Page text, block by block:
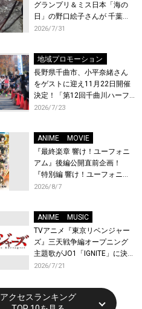
グランプリ＆ミス日本「海の
日」の野口絵子さんが 千葉県
唯一の村・長生村で地引網を
2026/7/31
地域プロモーション
長野県千曲市、小平奈緒さん
をゲストに迎え11月22日開催
決定！「第12回千曲川ハーフ
マラソン」エントリー受付開
2026/7/23
ANIME
MOVIE
『最終楽章 響け！ユーフォニ
アム』後編公開直前企画！
『特別編 響け！ユーフォニア
ム〜アンサンブルコンテス
映が決定！
2026/8/7
ANIME
MUSIC
TVアニメ『東京リベンジャー
ズ』三天戦争編オープニング
主題歌がJO1「IGNITE」に決
定！メンバー全員から喜びと
トが到着！9月に東京・大阪で
先行上映会を開催！
2026/7/21
アクセスランキング